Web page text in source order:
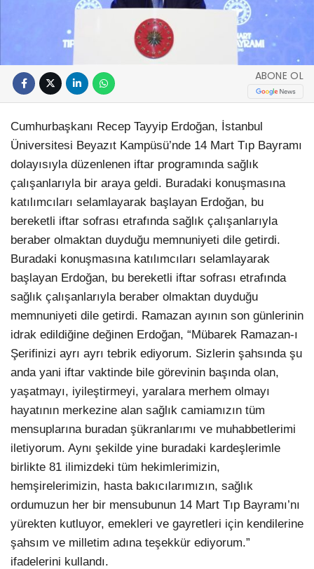
ABONE OL
Cumhurbaşkanı Recep Tayyip Erdoğan, İstanbul
Üniversitesi Beyazıt Kampüsü’nde 14 Mart Tıp Bayramı
dolayısıyla düzenlenen iftar programında sağlık
çalışanlarıyla bir araya geldi. Buradaki konuşmasına
katılımcıları selamlayarak başlayan Erdoğan, bu
bereketli iftar sofrası etrafında sağlık çalışanlarıyla
beraber olmaktan duyduğu memnuniyeti dile getirdi.
Buradaki konuşmasına katılımcıları selamlayarak
başlayan Erdoğan, bu bereketli iftar sofrası etrafında
sağlık çalışanlarıyla beraber olmaktan duyduğu
memnuniyeti dile getirdi. Ramazan ayının son günlerinin
idrak edildiğine değinen Erdoğan, “Mübarek Ramazan-ı
Şerifinizi ayrı ayrı tebrik ediyorum. Sizlerin şahsında şu
anda yani iftar vaktinde bile görevinin başında olan,
yaşatmayı, iyileştirmeyi, yaralara merhem olmayı
hayatının merkezine alan sağlık camiamızın tüm
mensuplarına buradan şükranlarımı ve muhabbetlerimi
iletiyorum. Aynı şekilde yine buradaki kardeşlerimle
birlikte 81 ilimizdeki tüm hekimlerimizin,
hemşirelerimizin, hasta bakıcılarımızın, sağlık
ordumuzun her bir mensubunun 14 Mart Tıp Bayramı’nı
yürekten kutluyor, emekleri ve gayretleri için kendilerine
şahsım ve milletim adına teşekkür ediyorum.”
ifadelerini kullandı.